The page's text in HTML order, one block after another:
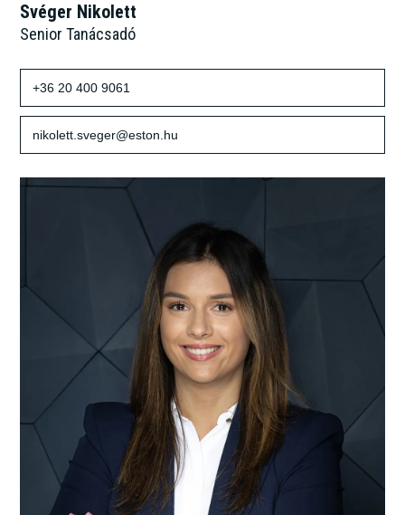
Svéger Nikolett
Senior Tanácsadó
+36 20 400 9061
nikolett.sveger@eston.hu